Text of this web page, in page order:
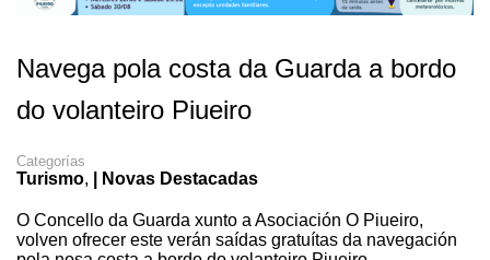
Navega pola costa da Guarda a bordo
do volanteiro Piueiro
Categorías
Turismo, | Novas Destacadas
O Concello da Guarda xunto a Asociación O Piueiro,
volven ofrecer este verán saídas gratuítas da navegación